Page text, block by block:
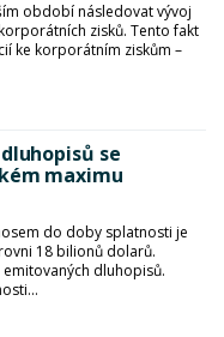
období následovat vývoj
zisků. Tento fakt
ke korporátním ziskům –
se
maximu
do doby splatnosti je
18 bilionů dolarů.
dluhopisů.